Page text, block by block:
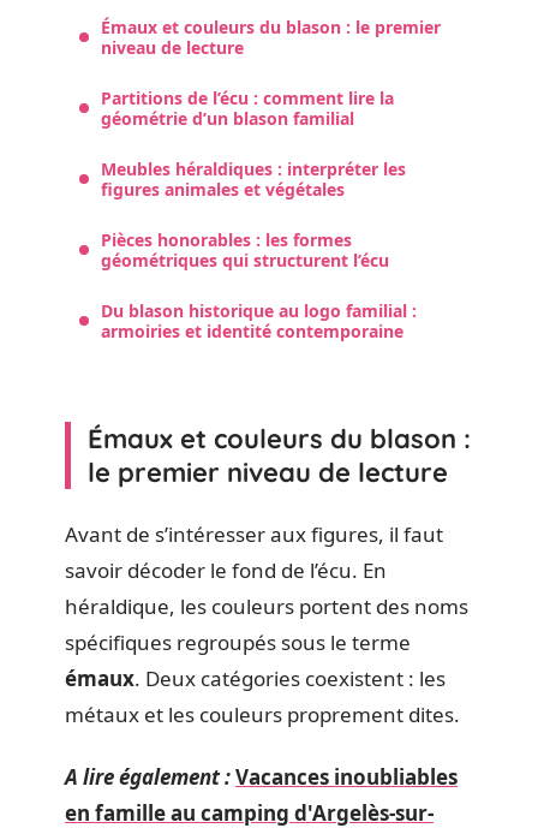
Émaux et couleurs du blason : le premier
niveau de lecture
Partitions de l’écu : comment lire la
géométrie d’un blason familial
Meubles héraldiques : interpréter les
figures animales et végétales
Pièces honorables : les formes
géométriques qui structurent l’écu
Du blason historique au logo familial :
armoiries et identité contemporaine
Émaux et couleurs du blason :
le premier niveau de lecture
Avant de s’intéresser aux figures, il faut
savoir décoder le fond de l’écu. En
héraldique, les couleurs portent des noms
spécifiques regroupés sous le terme
émaux. Deux catégories coexistent : les
métaux et les couleurs proprement dites.
A lire également :Vacances inoubliables
en famille au camping d'Argelès-sur-